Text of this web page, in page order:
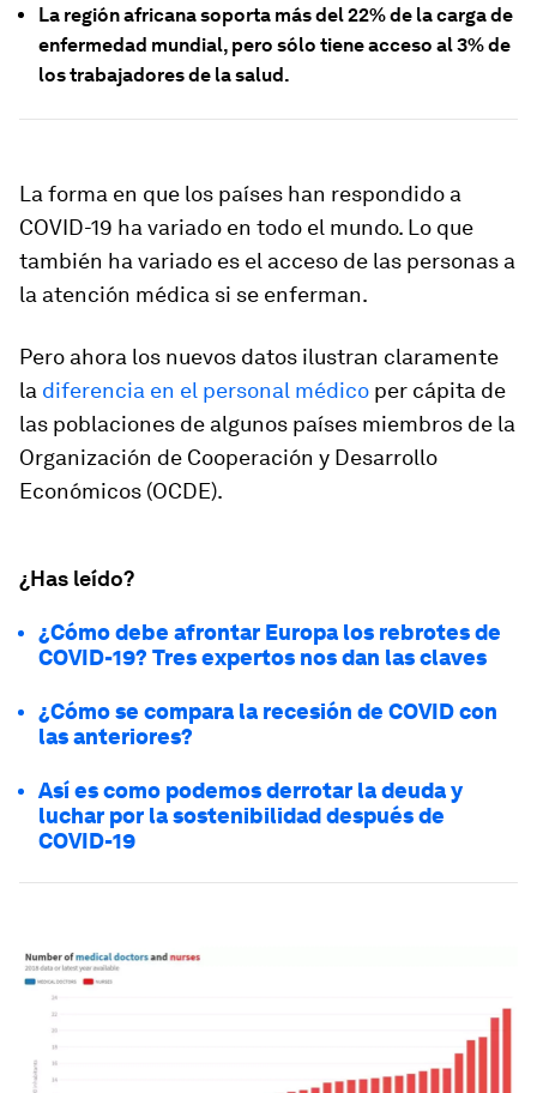
La región africana soporta más del 22% de la carga de
enfermedad mundial, pero sólo tiene acceso al 3% de
los trabajadores de la salud.
La forma en que los países han respondido a
COVID-19 ha variado en todo el mundo. Lo que
también ha variado es el acceso de las personas a
la atención médica si se enferman.
Pero ahora los nuevos datos ilustran claramente
la diferencia en el personal médico per cápita de
las poblaciones de algunos países miembros de la
Organización de Cooperación y Desarrollo
Económicos (OCDE).
¿Has leído?
¿Cómo debe afrontar Europa los rebrotes de
COVID-19? Tres expertos nos dan las claves
¿Cómo se compara la recesión de COVID con
las anteriores?
Así es como podemos derrotar la deuda y
luchar por la sostenibilidad después de
COVID-19